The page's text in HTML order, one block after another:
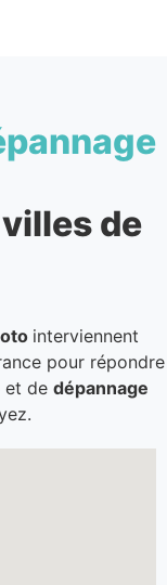
de
interviennent
pour répondre
et de dépannage